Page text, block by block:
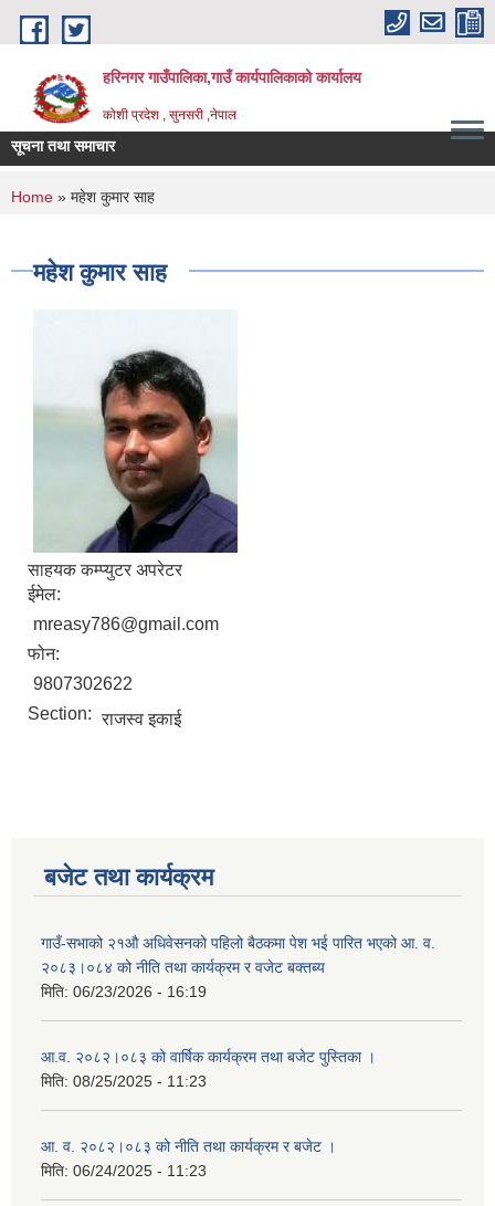
Skip to main content
हरिनगर गाउँपालिका,गाउँ कार्यपालिकाको कार्यालय
कोशी प्रदेश , सुनसरी ,नेपाल
सूचना तथा समाचार
You are here
Home » महेश कुमार साह
महेश कुमार साह
साहयक कम्प्युटर अपरेटर
ईमेल:
mreasy786@gmail.com
फोन:
9807302622
Section: राजस्व इकाई
बजेट तथा कार्यक्रम
गाउँ-सभाको २१औ अधिवेसनको पहिलो बैठकमा पेश भई पारित भएको आ. व.
२०८३।०८४ को नीति तथा कार्यक्रम र वजेट बक्तब्य
मिति: 06/23/2026 - 16:19
आ.व. २०८२।०८३ को वार्षिक कार्यक्रम तथा बजेट पुस्तिका ।
मिति: 08/25/2025 - 11:23
आ. व. २०८२।०८३ को नीति तथा कार्यक्रम र बजेट ।
मिति: 06/24/2025 - 11:23